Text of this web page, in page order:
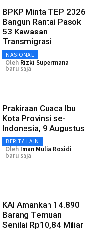
BPKP Minta TEP 2026
Bangun Rantai Pasok
53 Kawasan
Transmigrasi
NASIONAL
Oleh Rizki Supermana
baru saja
Prakiraan Cuaca Ibu
Kota Provinsi se-
Indonesia, 9 Augustus
BERITA LAIN
Oleh Iman Mulia Rosidi
baru saja
KAI Amankan 14.890
Barang Temuan
Senilai Rp10,84 Miliar